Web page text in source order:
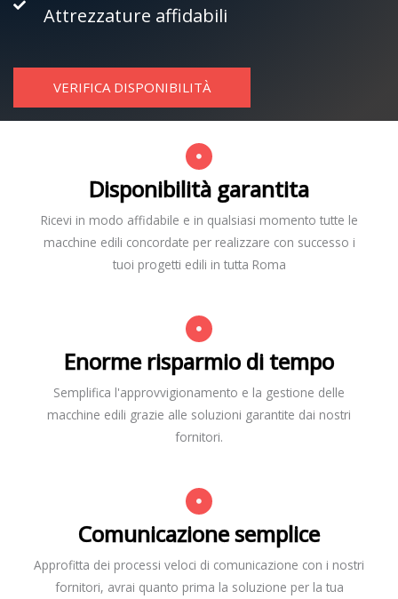
Attrezzature affidabili
VERIFICA DISPONIBILITÀ
Disponibilità garantita
Ricevi in modo affidabile e in qualsiasi momento tutte le
macchine edili concordate per realizzare con successo i
tuoi progetti edili in tutta Roma
Enorme risparmio di tempo
Semplifica l'approvvigionamento e la gestione delle
macchine edili grazie alle soluzioni garantite dai nostri
fornitori.
Comunicazione semplice
Approfitta dei processi veloci di comunicazione con i nostri
fornitori, avrai quanto prima la soluzione per la tua